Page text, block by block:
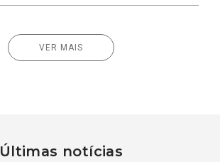
VER MAIS
Últimas notícias